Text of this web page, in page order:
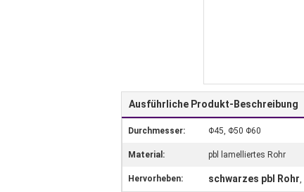
Ausführliche Produkt-Beschreibung
Durchmesser: Φ45, Φ50 Φ60
Material: pbl lamelliertes Rohr
Hervorheben: schwarzes pbl Rohr,